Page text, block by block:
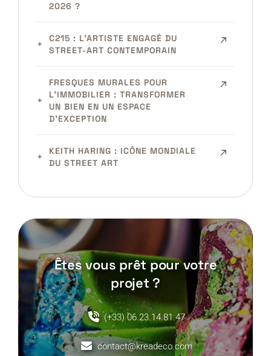
2026 ?
C215 : L’ARTISTE ENGAGÉ DU
STREET-ART CONTEMPORAIN
FRESQUES MURALES POUR
L’IMMOBILIER : TRANSFORMER
UN BIEN EN UN ESPACE
D’EXCEPTION
KEITH HARING : ICÔNE MONDIALE
DU STREET ART
Êtes vous prêt pour votre
projet ?
(+33) 06.23.14.81.47
contact@kreadeco.com